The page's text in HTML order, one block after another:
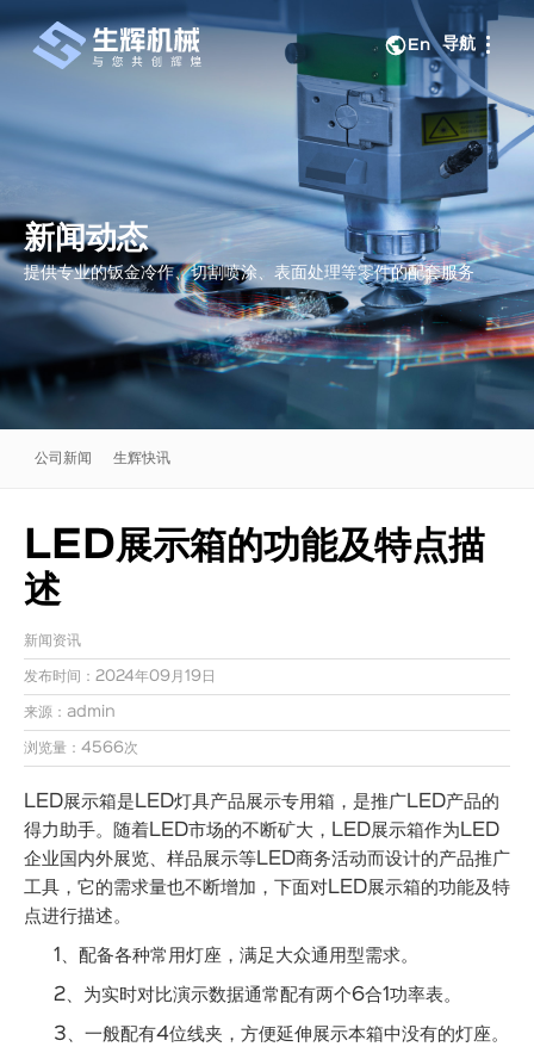
En
导航
关闭
新闻动态
提供专业的钣金冷作、切割喷涂、表面处理等零件的配套服务
公司新闻 生辉快讯
LED展示箱的功能及特点描
述
新闻资讯
发布时间：2024年09月19日
来源：admin
浏览量：4566次
LED展示箱是LED灯具产品展示专用箱，是推广LED产品的
得力助手。随着LED市场的不断矿大，LED展示箱作为LED
企业国内外展览、样品展示等LED商务活动而设计的产品推广
工具，它的需求量也不断增加，下面对LED展示箱的功能及特
点进行描述。
1、配备各种常用灯座，满足大众通用型需求。
2、为实时对比演示数据通常配有两个6合1功率表。
3、一般配有4位线夹，方便延伸展示本箱中没有的灯座。